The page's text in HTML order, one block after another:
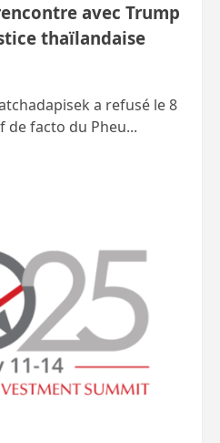
avec Trump
thaïlandaise
a refusé le 8
de facto du Pheu...